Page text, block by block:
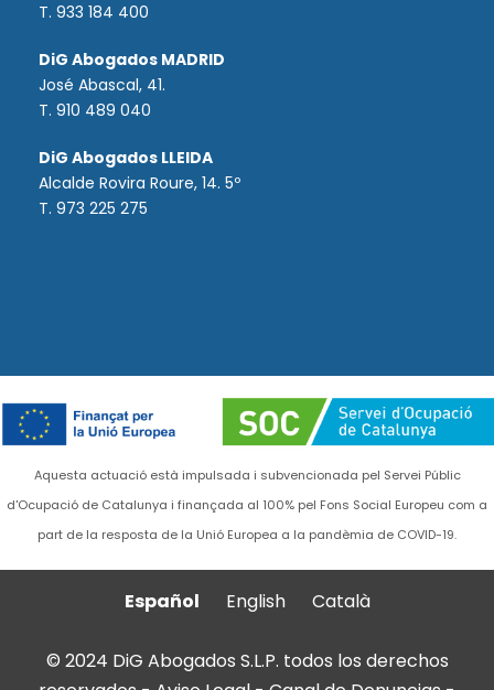
T. 933 184 400
DiG Abogados MADRID
José Abascal, 41.
T. 910 489 040
DiG Abogados LLEIDA
Alcalde Rovira Roure, 14. 5º
T. 973 225 275
Aquesta actuació està impulsada i subvencionada pel Servei Públic
d'Ocupació de Catalunya i finançada al 100% pel Fons Social Europeu com a
part de la resposta de la Unió Europea a la pandèmia de COVID-19.
Español English Català
© 2024 DiG Abogados S.L.P. todos los derechos